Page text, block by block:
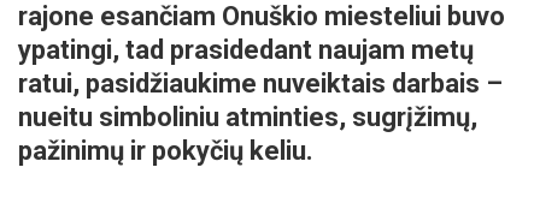
rajone esančiam Onuškio miesteliui buvo
ypatingi, tad prasidedant naujam metų
ratui, pasidžiaukime nuveiktais darbais –
nueitu simboliniu atminties, sugrįžimų,
pažinimų ir pokyčių keliu.